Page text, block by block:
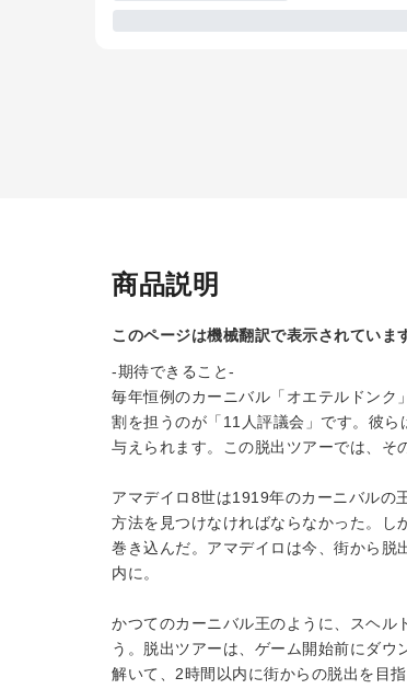
商品説明
このページは機械翻訳で表示されていま
-期待できること-
毎年恒例のカーニバル「オエテルドンク
割を担うのが「11人評議会」です。彼
与えられます。この脱出ツアーでは、そ
アマデイロ8世は1919年のカーニバルの
方法を見つけなければならなかった。し
巻き込んだ。アマデイロは今、街から脱
内に。
かつてのカーニバル王のように、スヘル
う。脱出ツアーは、ゲーム開始前にダ
解いて、2時間以内に街からの脱出を目